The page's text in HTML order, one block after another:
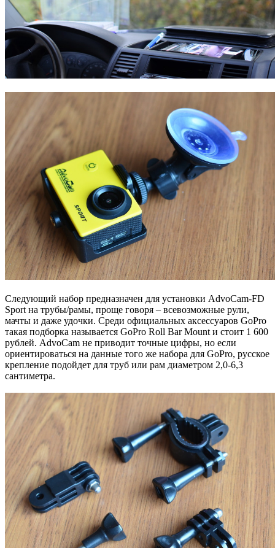
Следующий набор предназначен для установки AdvoCam-FD
Sport на трубы/рамы, проще говоря – всевозможные рули,
мачты и даже удочки. Среди официальных аксессуаров GoPro
такая подборка называется GoPro Roll Bar Mount и стоит 1 600
рублей. AdvoCam не приводит точные цифры, но если
ориентироваться на данные того же набора для GoPro, русское
крепление подойдет для труб или рам диаметром 2,0-6,3
сантиметра.